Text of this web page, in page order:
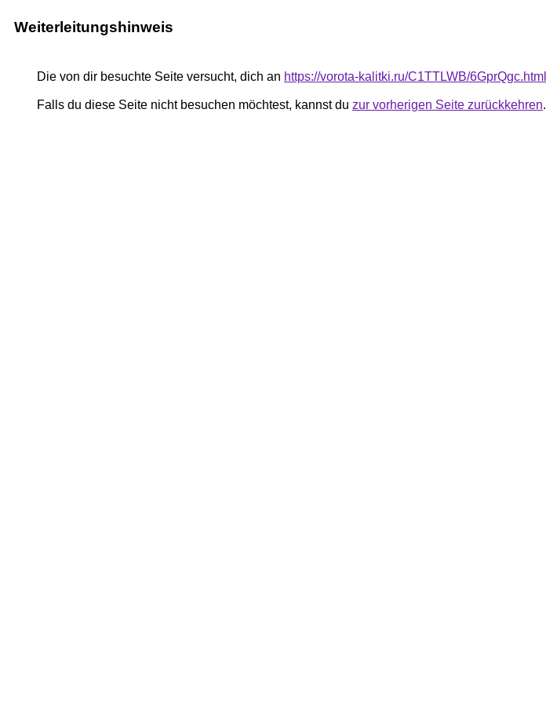
Weiterleitungshinweis
Die von dir besuchte Seite versucht, dich an https://vorota-kalitki.ru/C1TTLWB/6GprQgc.html
Falls du diese Seite nicht besuchen möchtest, kannst du zur vorherigen Seite zurückkehren.